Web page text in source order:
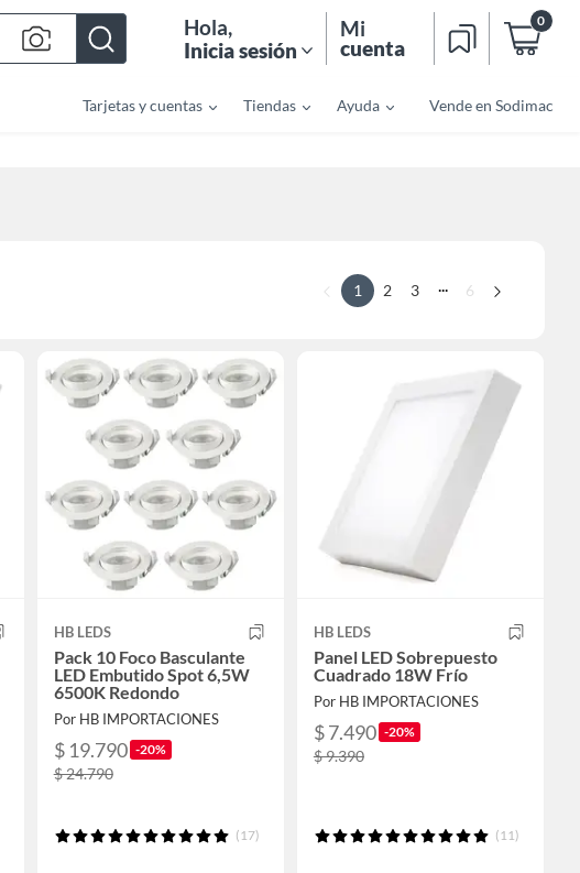
Hola,
Inicia sesión
Mi
cuenta
0
Tarjetas y cuentas Tiendas Ayuda Vende en Sodimac
1 2 3 ... 6
HB LEDS
Pack 10 Foco Basculante
LED Embutido Spot 6,5W
6500K Redondo
Por HB IMPORTACIONES
$ 19.790 -20%
$ 24.790
(17)
HB LEDS
Panel LED Sobrepuesto
Cuadrado 18W Frío
Por HB IMPORTACIONES
$ 7.490 -20%
$ 9.390
(11)